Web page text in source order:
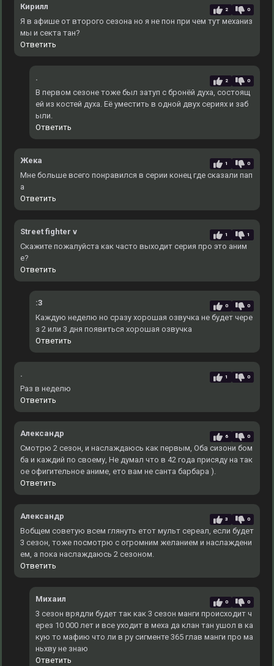
Кирилл 2 0
Я в афише от второго сезона но я не пон при чем тут механиз
мы и секта тан?
Ответить
. 2 0
В первом сезоне тоже был затуп с бронёй духа, состоящ
ей из костей духа. Еë уместить в одной двух сериях и заб
ыли.
Ответить
Жека 1 0
Мне больше всего понравился в серии конец где сказали пап
а
Ответить
Street fighter v 1 1
Скажите пожалуйста как часто выходит серия про это аним
е?
Ответить
:3 0 0
Каждую неделю но сразу хорошая озвучка не будет чере
з 2 или 3 дня появиться хорошая озвучка
Ответить
. 1 0
Раз в неделю
Ответить
Александр 6 0
Смотрю 2 сезон, и наслаждаюсь как первым, Оба сизони бом
ба и каждий по своему, Не думал что в 42 года присяду на так
ое офигительное аниме, ето вам не санта барбара ).
Ответить
Александр 3 0
Вобщем советую всем глянуть етот мульт сереал, если будет
3 сезон, тоже посмотрю с огромним желанием и наслаждени
ем, а пока наслаждаюсь 2 сезоном.
Ответить
Михаил 0 0
3 сезон врядли будет так как 3 сезон манги происходит ч
ерез 10 000 лет и все уходит в меха да клан тан ушол в ка
кую то мафию что ли в ру сигменте 365 глав манги про ма
ньхву не знаю
Ответить